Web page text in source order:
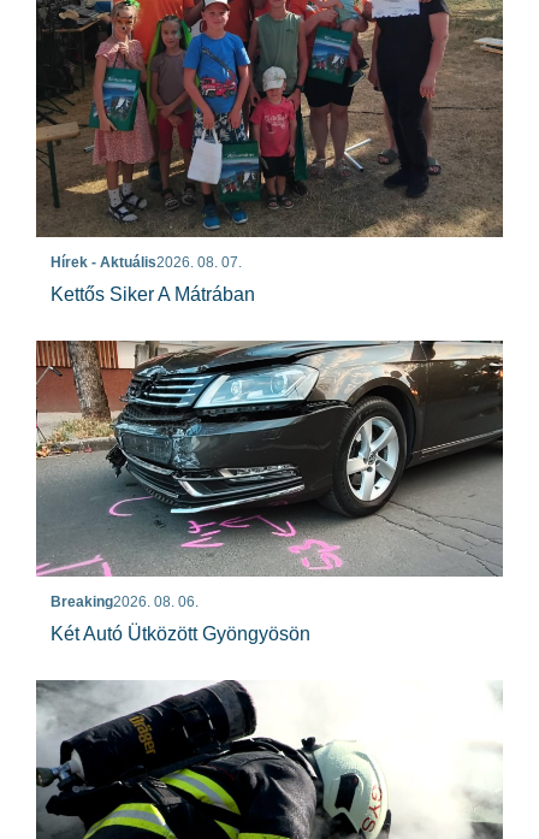
Hírek - Aktuális2026. 08. 07.
Kettős Siker A Mátrában
Breaking2026. 08. 06.
Két Autó Ütközött Gyöngyösön